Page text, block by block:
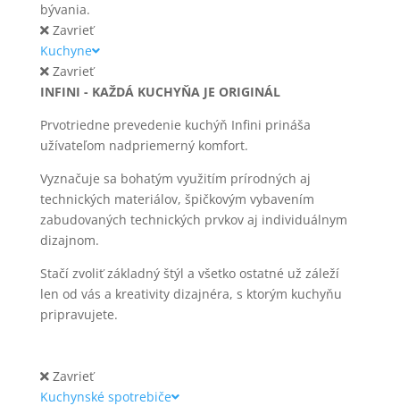
bývania.
Zavrieť
Kuchyne
Zavrieť
INFINI - KAŽDÁ KUCHYŇA JE ORIGINÁL
Prvotriedne prevedenie kuchýň Infini prináša
užívateľom nadpriemerný komfort.
Vyznačuje sa bohatým využitím prírodných aj
technických materiálov, špičkovým vybavením
zabudovaných technických prvkov aj individuálnym
dizajnom.
Stačí zvoliť základný štýl a všetko ostatné už záleží
len od vás a kreativity dizajnéra, s ktorým kuchyňu
pripravujete.
Zavrieť
Kuchynské spotrebiče